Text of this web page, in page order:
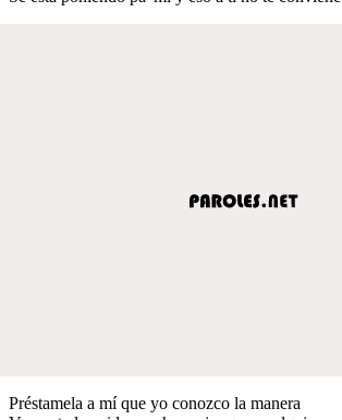
Préstamela a mí que yo conozco la manera